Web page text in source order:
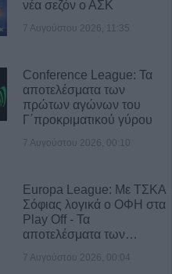
νέα σεζόν ο ΑΣΚ
7 Αυγούστου 2026, 11:35
Conference League: Τα
αποτελέσματα των
πρώτων αγώνων του
Γ΄προκριματικού γύρου
7 Αυγούστου 2026, 00:10
Europa League: Με ΤΣΚΑ
Σόφιας λογικά ο ΟΦΗ στα
Play Off - Τα
αποτελέσματα των…
7 Αυγούστου 2026, 00:04